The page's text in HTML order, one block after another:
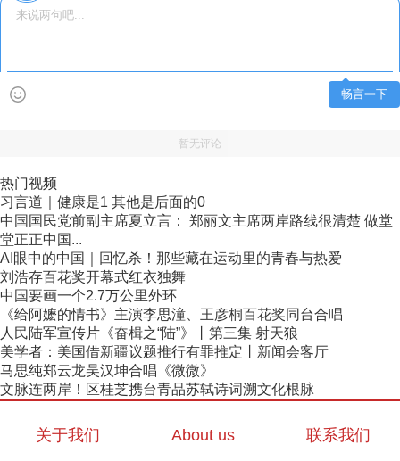
畅言一下
暂无评论
热门视频
习言道｜健康是1 其他是后面的0
中国国民党前副主席夏立言： 郑丽文主席两岸路线很清楚 做堂
堂正正中国...
AI眼中的中国｜回忆杀！那些藏在运动里的青春与热爱
刘浩存百花奖开幕式红衣独舞
中国要画一个2.7万公里外环
《给阿嬷的情书》主演李思潼、王彦桐百花奖同台合唱
人民陆军宣传片《奋楫之“陆”》丨第三集 射天狼
美学者：美国借新疆议题推行有罪推定丨新闻会客厅
马思纯郑云龙吴汉坤合唱《微微》
文脉连两岸！区桂芝携台青品苏轼诗词溯文化根脉
关于我们 About us 联系我们